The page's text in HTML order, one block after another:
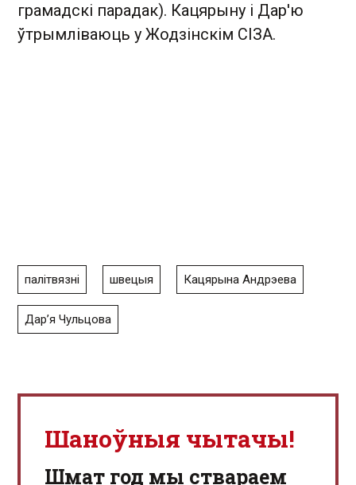
грамадскі парадак). Кацярыну і Дар'ю
ўтрымліваюць у Жодзінскім СІЗА.
палітвязні швецыя Кацярына Андрэева
Дар’я Чульцова
Шаноўныя чытачы!
Шмат год мы ствараем